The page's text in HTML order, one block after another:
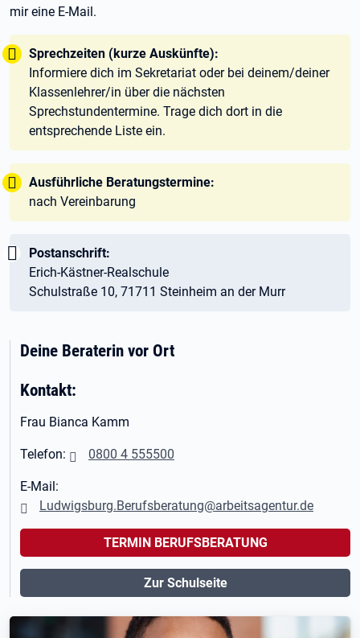
mir eine E-Mail.
Tipp:
Sprechzeiten (kurze Auskünfte):
Informiere dich im Sekretariat oder bei deinem/deiner
Klassenlehrer/in über die nächsten
Sprechstundentermine. Trage dich dort in die
entsprechende Liste ein.
Tipp:
Ausführliche Beratungstermine:
nach Vereinbarung
Wichtig:
Postanschrift:
Erich-Kästner-Realschule
Schulstraße 10, 71711 Steinheim an der Murr
Deine Beraterin vor Ort
Kontakt:
Frau Bianca Kamm
Telefon: 0800 4 555500
E-Mail:
Ludwigsburg.Berufsberatung@arbeitsagentur.de
TERMIN BERUFSBERATUNG
Zur Schulseite